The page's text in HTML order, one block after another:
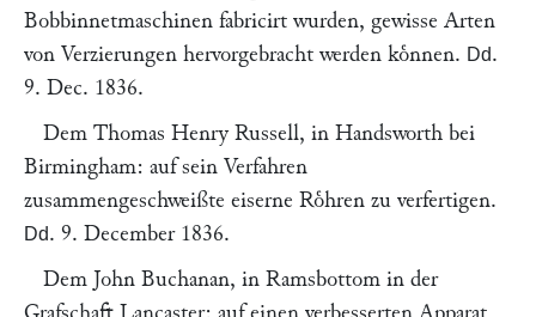
Bobbinnetmaschinen fabricirt wurden, gewisse Arten
von Verzierungen hervorgebracht werden koͤnnen. Dd.
9. Dec. 1836.
Dem Thomas Henry Russell, in Handsworth bei
Birmingham: auf sein Verfahren
zusammengeschweißte eiserne Roͤhren zu verfertigen.
Dd. 9. December 1836.
Dem John Buchanan, in Ramsbottom in der